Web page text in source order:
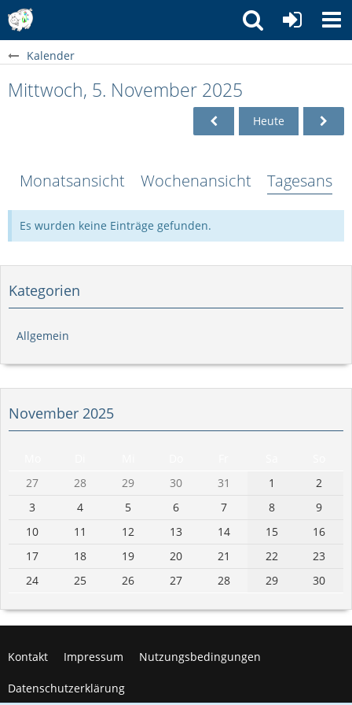
Kalender
Mittwoch, 5. November 2025
Heute
Monatsansicht Wochenansicht
Es wurden keine Einträge gefunden.
Kategorien
Allgemein
November 2025
27
28 29 30 31 1
2
3
4 5 6 7 8
9
10
11 12 13 14 15
16
17
18 19 20 21 22
23
24
25 26 27 28 29 30
Kontakt Impressum Nutzungsbedingungen
Datenschutzerklärung